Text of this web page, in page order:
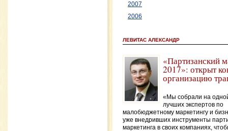
2007
2006
ЛЕВИТАС АЛЕКСАНДР
«Партизанский
2017»: открыт
организацию
«Мы собрали на
лучших экспертов по
малобюджетному маркетингу и
уже внедривших инструменты
маркетинга в своих компаниях,